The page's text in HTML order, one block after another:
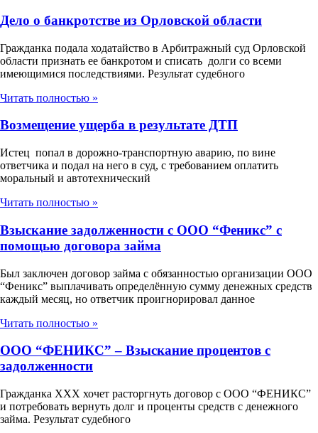
Дело о банкротстве из Орловской области
Гражданка подала ходатайство в Арбитражный суд Орловской
области признать ее банкротом и списать долги со всеми
имеющимися последствиями. Результат судебного
Читать полностью »
Возмещение ущерба в результате ДТП
Истец попал в дорожно-транспортную аварию, по вине
ответчика и подал на него в суд, с требованием оплатить
моральный и автотехнический
Читать полностью »
Взыскание задолженности с ООО “Феникс” с
помощью договора займа
Был заключен договор займа с обязанностью организации ООО
“Феникс” выплачивать определённую сумму денежных средств
каждый месяц, но ответчик проигнорировал данное
Читать полностью »
ООО “ФЕНИКС” – Взыскание процентов с
задолженности
Гражданка ХХХ хочет расторгнуть договор с ООО “ФЕНИКС”
и потребовать вернуть долг и проценты средств с денежного
займа. Результат судебного